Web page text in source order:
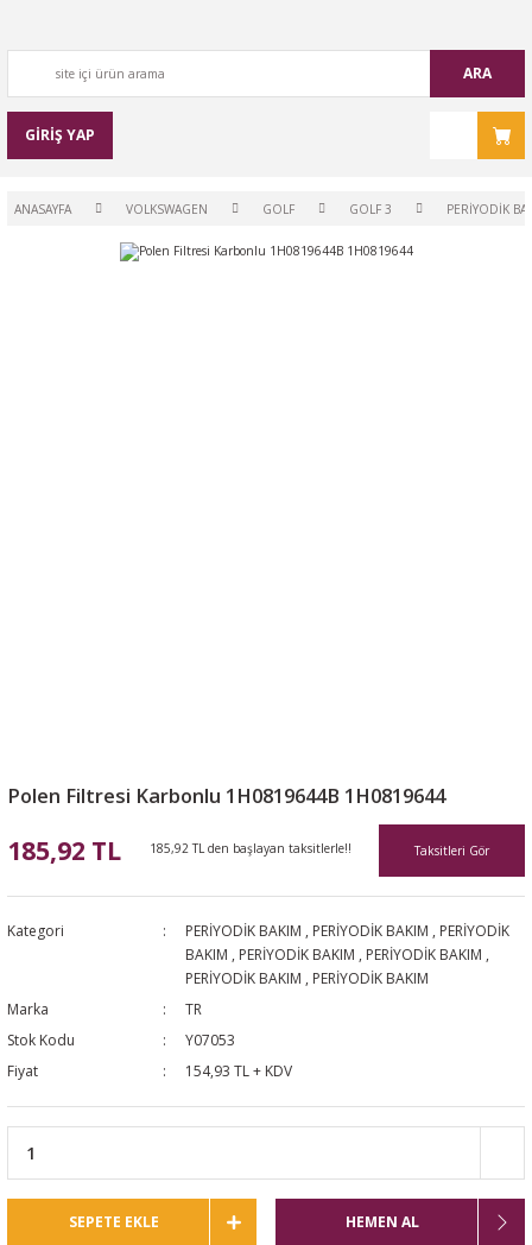
ARA
GİRİŞ YAP
ANASAYFA VOLKSWAGEN GOLF GOLF 3 PERİYODİK
Polen Filtresi Karbonlu 1H0819644B 1H0819644
185,92 TL 185,92 TL den başlayan taksitlerle!! Taksitleri Gör
Kategori PERİYODİK BAKIM , PERİYODİK BAKIM , PERİYODİK
BAKIM , PERİYODİK BAKIM , PERİYODİK BAKIM ,
PERİYODİK BAKIM , PERİYODİK BAKIM
Marka
TR
Stok Kodu
Y07053
Fiyat
154,93 TL + KDV
SEPETE EKLE HEMEN AL